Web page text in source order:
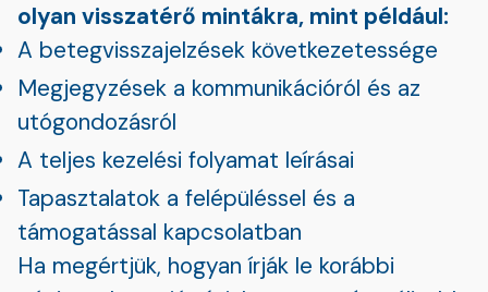
olyan visszatérő mintákra, mint például:
A betegvisszajelzések következetessége
Megjegyzések a kommunikációról és az
utógondozásról
A teljes kezelési folyamat leírásai
Tapasztalatok a felépüléssel és a
támogatással kapcsolatban
Ha megértjük, hogyan írják le korábbi